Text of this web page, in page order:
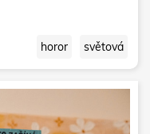
horor světová